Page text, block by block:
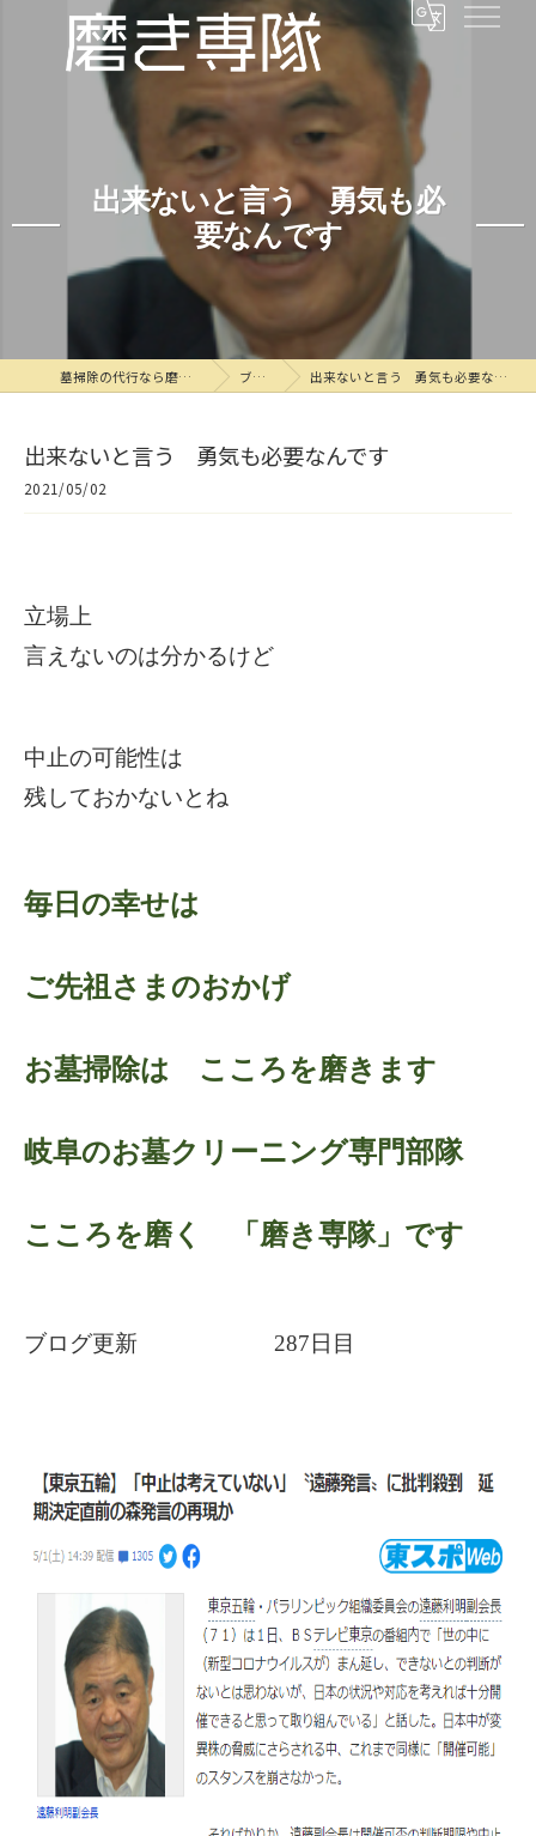
出来ないと言う 勇気も必
要なんです
墓掃除の代行なら磨き専隊 ブログ 出来ないと言う 勇気も必要なんです
出来ないと言う 勇気も必要なんです
2021/05/02
立場上
言えないのは分かるけど
中止の可能性は
残しておかないとね
毎日の幸せは
ご先祖さまのおかげ
お墓掃除は こころを磨きます
岐阜のお墓クリーニング専門部隊
こころを磨く 「磨き専隊」です
ブログ更新 287日目